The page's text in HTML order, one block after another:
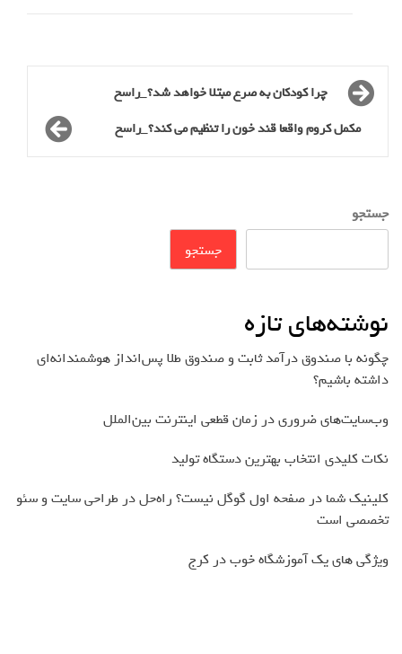
چرا کودکان به صرع مبتلا خواهد شد؟_راسخ
مکمل کروم واقعا قند خون را تنظیم می کند؟_راسخ
جستجو
جستجو
نوشته‌های تازه
چگونه با صندوق درآمد ثابت و صندوق طلا پس‌انداز هوشمندانه‌ای
داشته باشیم؟
وب‌سایت‌های ضروری در زمان قطعی اینترنت بین‌الملل
نکات کلیدی انتخاب بهترین دستگاه تولید
کلینیک شما در صفحه اول گوگل نیست؟ راه‌حل در طراحی سایت و سئو
تخصصی است
ویژگی های یک آموزشگاه خوب در کرج